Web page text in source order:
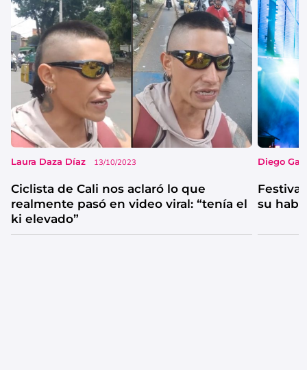
Laura Daza Díaz 13/10/2023
Ciclista de Cali nos aclaró lo que
realmente pasó en video viral: “tenía el
ki elevado”
Diego
su